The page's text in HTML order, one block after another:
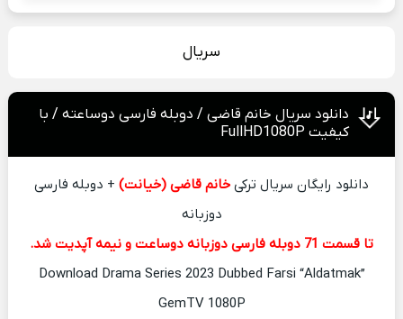
سریال
دانلود سریال خانم قاضی / دوبله فارسی دوساعته / با
کیفیت FullHD1080P
دانلود رایگان سریال ترکیخانم قاضی (خیانت) + دوبله فارسی
دوزبانه
تا قسمت 71 دوبله فارسی دوزبانه دوساعت و نیمه آپدیت شد.
Download Drama Series 2023 Dubbed Farsi “Aldatmak”
GemTV 1080P